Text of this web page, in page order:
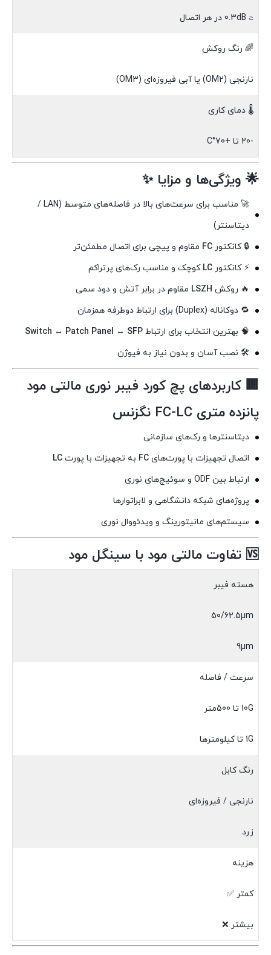
≤ 0.3dB در هر اتصال
🌈 رنگ روکش
نارنجی (OM2) یا آبی فیروزه‌ای (OM3)
🌡 دمای کاری
-20 تا +70°C
🌟 ویژگی‌ها و مزایا ✨
🚀 مناسب برای سرعت‌های بالا در فاصله‌های متوسط (LAN /
دیتاسنتر)
🔒 کانکتور FC مقاوم و پیچی برای اتصال مطمئن‌تر
⚡ کانکتور LC کوچک و مناسب رک‌های پرتراکم
🔥 روکش LSZH مقاوم در برابر آتش و دود سمی
🔁 دوکاناله (Duplex) برای ارتباط دوطرفه همزمان
🧠 بهترین انتخاب برای ارتباط Switch ↔ Patch Panel ↔ SFP
🛠 نصب آسان و بدون نیاز به فیوژن
🏢 کاربردهای پچ کورد فیبر نوری مالتی مود
پانزده متری FC-LC نگزنس
دیتاسنترها و رک‌های سازمانی
اتصال تجهیزات با پورت‌های FC به تجهیزات با پورت LC
ارتباط بین ODF و سوئیچ‌های نوری
پروژه‌های شبکه دانشگاهی و لابراتوارها
سیستم‌های مانیتورینگ و ویدئووال نوری
🆚 تفاوت مالتی مود با سینگل مود
هسته فیبر
50/62.5µm
9µm
سرعت / فاصله
10G تا 500متر
1G تا کیلومترها
رنگ کابل
نارنجی / فیروزه‌ای
زرد
هزینه
کمتر ✅
بیشتر ❌